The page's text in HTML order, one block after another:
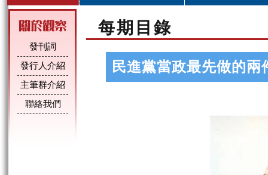
發刊詞
發行人介紹
主筆群介紹
聯絡我們
每期目錄
民進黨當政最先做的兩